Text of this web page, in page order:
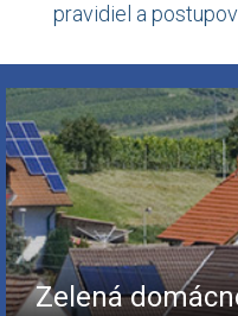
pravidiel a
Zelená